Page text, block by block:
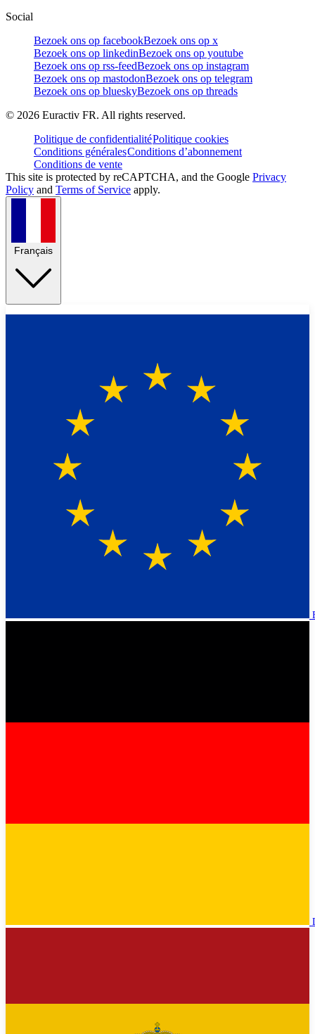
Social
Bezoek ons op facebookBezoek ons op x
Bezoek ons op linkedinBezoek ons op youtube
Bezoek ons op rss-feedBezoek ons op instagram
Bezoek ons op mastodonBezoek ons op telegram
Bezoek ons op blueskyBezoek ons op threads
© 2026 Euractiv FR. All rights reserved.
Politique de confidentialitéPolitique cookies
Conditions généralesConditions d’abonnement
Conditions de vente
This site is protected by reCAPTCHA, and the Google Privacy
Policy and Terms of Service apply.
Français